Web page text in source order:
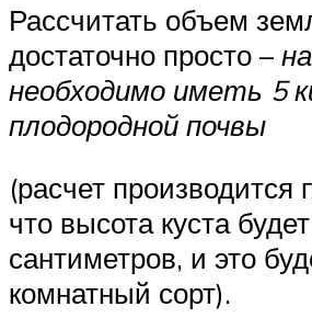
Рассчитать объем
достаточно просто –
необходимо иметь 5
плодородной почвы
(расчет производится
что высота куста
сантиметров, и это
комнатный сорт).